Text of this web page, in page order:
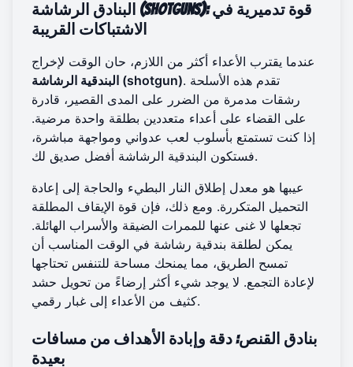
البنادق الرشاشة (Shotguns): قوة تدميرية في
الاشتباكات القريبة
عندما يقترب الأعداء أكثر من اللازم، حان الوقت لإخراج
البندقية الرشاشة (shotgun). تقدم هذه الأسلحة
رشقات مدمرة من الضرر على المدى القصير، قادرة
على القضاء على أعداء متعددين بطلقة واحدة مرضية.
إذا كنت تستمتع بأسلوب لعب عدواني ومواجهة مباشرة،
فستكون البندقية الرشاشة أفضل صديق لك.
عيبها هو معدل إطلاق النار البطيء والحاجة إلى إعادة
التحميل المتكررة. ومع ذلك، فإن قوة الإيقاف المطلقة
تجعلها لا غنى عنها للممرات الضيقة والأسراب الهائلة.
يمكن لطلقة بندقية رشاشة في الوقت المناسب أن
تمسح الطريق، مما يمنحك مساحة للتنفس تحتاجها
لإعادة التجمع. لا يوجد شيء أكثر إرضاءً من تحويل حشد
كثيف من الأعداء إلى غبار رقمي.
بنادق القنص: دقة وإبادة الأهداف من مسافات
بعيدة